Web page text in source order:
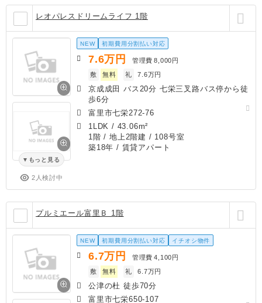
レオパレスドリームライフ 1階
もっと見る
2人検討中
NEW 初期費用分割払い対応
7.6万円 管理費 8,000円
敷
無料 礼 7.6万円
京成成田 バス20分 七栄三叉路バス停から徒
歩6分
富里市七栄272-76
1LDK / 43.06m²
1階 / 地上2階建 / 108号室
築18年 / 賃貸アパート
プルミエール富里Ｂ 1階
NEW 初期費用分割払い対応 イチオシ物件
6.7万円 管理費 4,100円
敷
無料 礼 6.7万円
公津の杜 徒歩70分
富里市七栄650-107